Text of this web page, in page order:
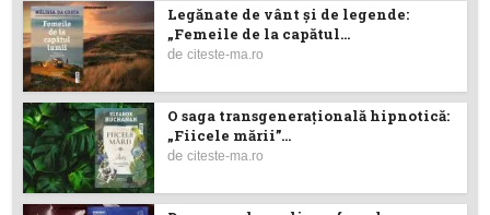
Legănate de vânt și de legende:
„Femeile de la capătul...
deciteste-ma.ro
O saga transgenerațională hipnotică:
„Fiicele mării”...
deciteste-ma.ro